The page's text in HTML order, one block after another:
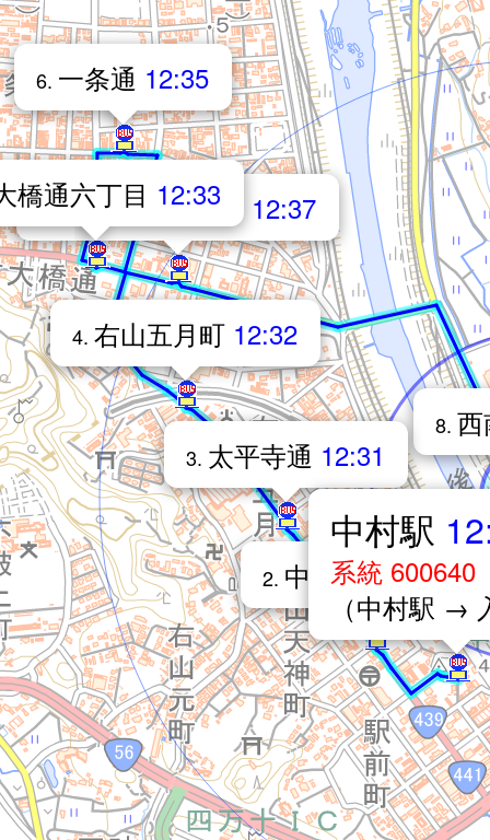
8.
7.中村四国電力前 12:37
6. 一条通 12:35
橋通六丁目 12:33
4. 右山五月町 12:32
3. 太平寺通 12:31
2. 中村駅前通12:31
中村駅
系統 600640
（中村駅 →